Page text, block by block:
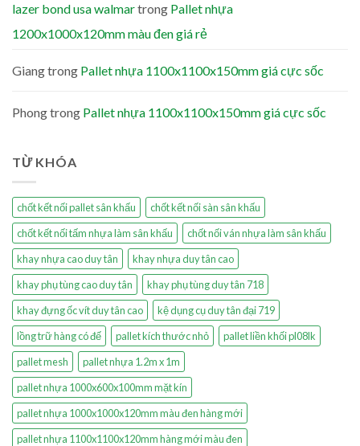
lazer bond usa walmartrong Pallet nhựa
1200x1000x120mm màu đen giá rẻ
Giangtrong Pallet nhựa 1100x1100x150mm giá cực sốc
Phongtrong Pallet nhựa 1100x1100x150mm giá cực sốc
TỪ KHÓA
chốt kết nối pallet sân khấu
chốt kết nối sàn sân khấu
chốt kết nối tấm nhựa làm sân khấu
chốt nối ván nhựa làm sân khấu
khay nhựa cao duy tân
khay nhựa duy tân cao
khay phụ tùng cao duy tân
khay phụ tùng duy tân 718
khay đựng ốc vít duy tân cao
kệ dụng cụ duy tân đại 719
lồng trữ hàng có đế
pallet kích thước nhỏ
pallet liền khối pl08lk
pallet mesh
pallet nhựa 1.2m x 1m
pallet nhựa 1000x600x100mm mặt kín
pallet nhựa 1000x1000x120mm màu đen hàng mới
pallet nhựa 1100x1100x120mm hàng mới màu đen